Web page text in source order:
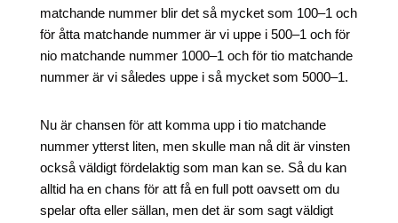
matchande nummer blir det så mycket som 100–1 och
för åtta matchande nummer är vi uppe i 500–1 och för
nio matchande nummer 1000–1 och för tio matchande
nummer är vi således uppe i så mycket som 5000–1.
Nu är chansen för att komma upp i tio matchande
nummer ytterst liten, men skulle man nå dit är vinsten
också väldigt fördelaktig som man kan se. Så du kan
alltid ha en chans för att få en full pott oavsett om du
spelar ofta eller sällan, men det är som sagt väldigt